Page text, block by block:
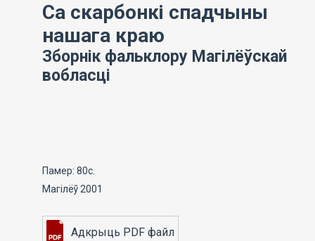
Са скарбонкі спадчыны
нашага краю
Зборнік фальклору Магілёўскай
вобласці
Памер: 80с.
Магілёў 2001